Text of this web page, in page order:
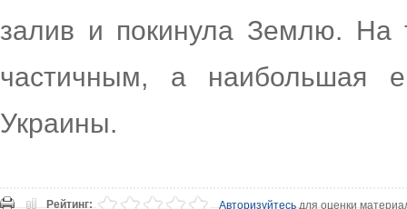
залив и покинула Землю. На
частичным, а наибольшая
Украины.
Рейтинг: Авторизуйтесьдля оценки